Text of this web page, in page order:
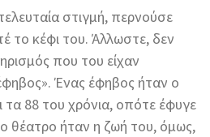
στιγμή, περνούσε
το κέφι του. Άλλωστε, δεν
που του είχαν
Ένας έφηβος ήταν ο
88 του χρόνια, οπότε έφυγε
θέατρο ήταν η ζωή του, όμως,